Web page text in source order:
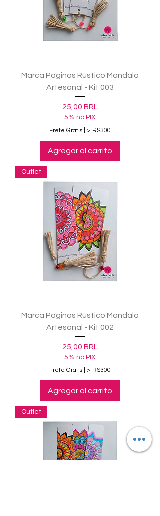
Marca Páginas Rústico Mandala
Artesanal - Kit 003
Precio
25,00 BRL
5% no PIX
Frete Grátis | > R$300
Agregar al carrito
Outlet
Marca Páginas Rústico Mandala
Artesanal - Kit 002
Precio
25,00 BRL
5% no PIX
Frete Grátis | > R$300
Agregar al carrito
Outlet